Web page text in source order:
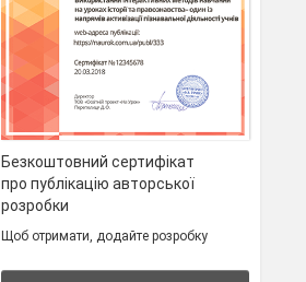
Безкоштовний сертифікат
про публікацію авторської
розробки
Щоб отримати, додайте розробку